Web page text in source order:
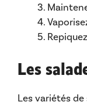
Les
Les variétés